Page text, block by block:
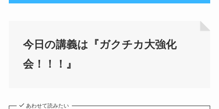
今日の講義は『ガクチカ大強化
会！！！』
あわせて読みたい